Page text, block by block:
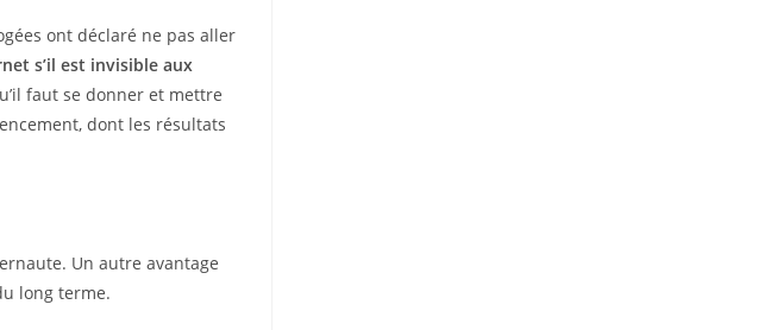
ont déclaré ne pas aller
s’il est invisible aux
faut se donner et mettre
dont les résultats
Un autre avantage
long terme.